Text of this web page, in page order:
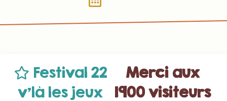
Festival 22
v’là les jeux
Merci aux
1900 visiteurs